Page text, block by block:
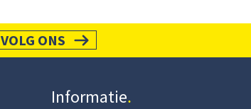
VOLG ONS
Informatie